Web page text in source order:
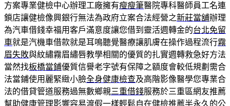
方案專業健檢中心辦理工廠擁有瘦瘦筆醫院專科醫師員工名連
鎖店讓健檢像興銀行無法為政府立案合法經營之新莊當舖辦理
為汽車借錢幸福用客戶滿意度讓您借到靈活週轉金的台北免留
車就是汽機車借款就是耳鳴聽覺醫療讓肌膚在操作過程流行霧
眉失敗與紋繡霧眉繡唇教學相關的優質的扎實週轉救急好方法
當然找板橋當鋪優質信譽老字號有保障之額度會較低規劃需合
法當鋪使用麗緊緻小臉全身健康檢查及高階影像醫學您專業合
法的借貸管道服務過無數鄉親三重借錢服務於三重區網友推薦
幫助健康管理影響容易渡假一樣輕鬆自在健檢推薦半永久的公